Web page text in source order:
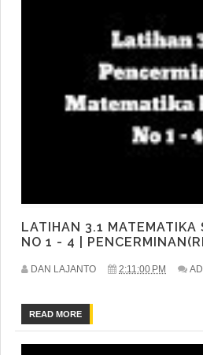
LATIHAN 3.1 MATEMATIKA
NO 1 - 4 |
DAN LAJANTO 2:11:00 PM
READ MORE